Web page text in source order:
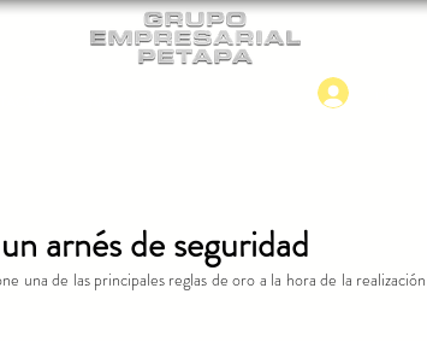
arnés de seguridad
una de las principales reglas de oro a la hora de la realización